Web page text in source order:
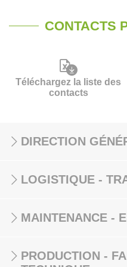
CONTACTS
Téléchargez la liste des
contacts
DIRECTION
LOGISTIQUE -
MAINTENANCE -
PRODUCTION -